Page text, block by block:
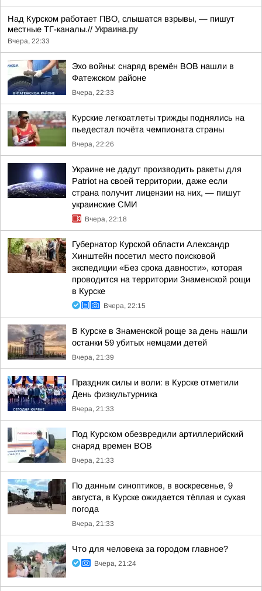
Над Курском работает ПВО, слышатся взрывы, — пишут
местные ТГ-каналы.// Украина.ру
Вчера, 22:33
Эхо войны: снаряд времён ВОВ нашли в
Фатежском районе
Вчера, 22:33
Курские легкоатлеты трижды поднялись на
пьедестал почёта чемпионата страны
Вчера, 22:26
Украине не дадут производить ракеты для
Patriot на своей территории, даже если
страна получит лицензии на них, — пишут
украинские СМИ
Вчера, 22:18
Губернатор Курской области Александр
Хинштейн посетил место поисковой
экспедиции «Без срока давности», которая
проводится на территории Знаменской рощи
в Курске
Вчера, 22:15
В Курске в Знаменской роще за день нашли
останки 59 убитых немцами детей
Вчера, 21:39
Праздник силы и воли: в Курске отметили
День физкультурника
Вчера, 21:33
Под Курском обезвредили артиллерийский
снаряд времен ВОВ
Вчера, 21:33
По данным синоптиков, в воскресенье, 9
августа, в Курске ожидается тёплая и сухая
погода
Вчера, 21:33
Что для человека за городом главное?
Вчера, 21:24